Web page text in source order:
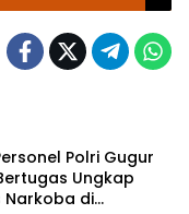
Polri Gugur
Ungkap
Narkoba di